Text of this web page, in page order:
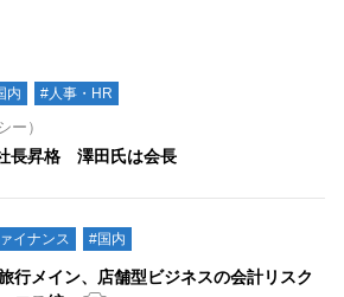
内 #人事・HR
ー）
長昇格 澤田氏は会長
イナンス #国内
行メイン、店舗型ビジネスの会計リスク